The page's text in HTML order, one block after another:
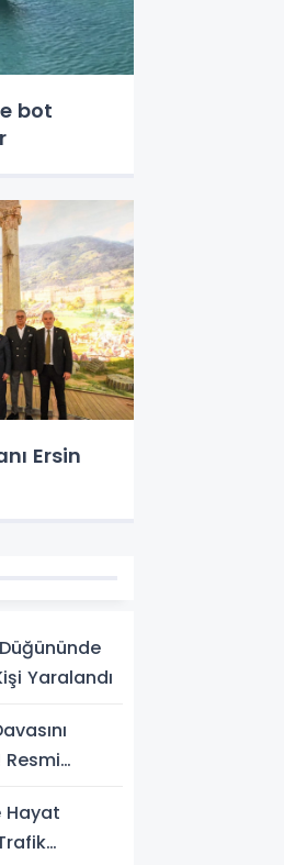
bot
Ersin
Yaralandı
Hayat